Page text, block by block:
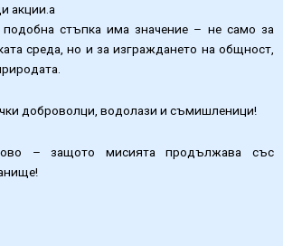
акции.a
стъпка има значение – не само за
среда, но и за изграждането на общност,
доброволци, водолази и съмишленици!
– защото мисията продължава със